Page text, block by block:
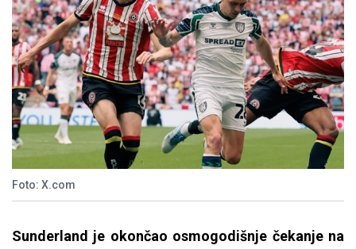
Foto: X.com
Sunderland je okončao osmogodišnje čekanje na